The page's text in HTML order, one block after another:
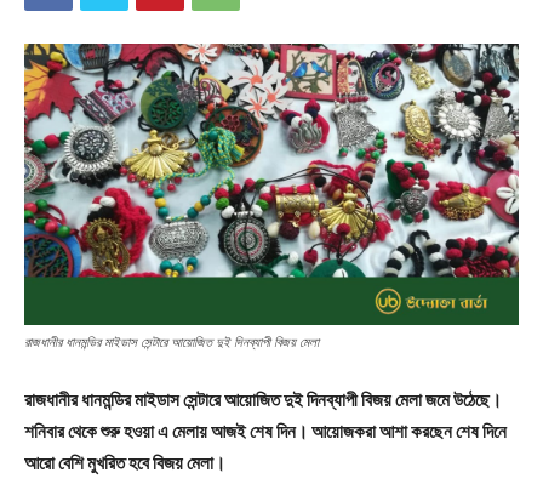
রাজধানীর ধানমন্ডির মাইডাস সেন্টারে আয়োজিত দুই দিনব্যাপী বিজয় মেলা
রাজধানীর ধানমন্ডির মাইডাস সেন্টারে আয়োজিত দুই দিনব্যাপী বিজয় মেলা জমে উঠেছে।
শনিবার থেকে শুরু হওয়া এ মেলায় আজই শেষ দিন। আয়োজকরা আশা করছেন শেষ দিনে
আরো বেশি মুখরিত হবে বিজয় মেলা।